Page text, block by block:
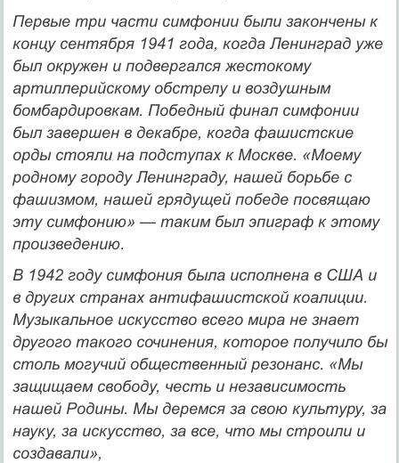
Первые три части симфонии были закончены к
концу сен­тября 1941 года, когда Ленинград уже
был окружен и подвергал­ся жестокому
артиллерийскому обстрелу и воздушным
бомбар­дировкам. Победный финал симфонии
был завершен в декабре, когда фашистские
орды стояли на подступах к Москве. «Моему
родному городу Ленинграду, нашей борьбе с
фашизмом, нашей грядущей победе посвящаю
эту симфонию» — таким был эпи­граф к этому
произведению.
В 1942 году симфония была исполнена в США и
в других странах антифашистской коалиции.
Музыкальное искусство все­го мира не знает
другого такого сочинения, которое получило бы
столь могучий общественный резонанс. «Мы
защищаем свободу, честь и независимость
нашей Родины. Мы деремся за свою куль­туру, за
науку, за искусство, за все, что мы строили и
создавали»,